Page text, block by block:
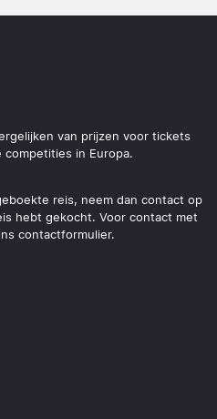
van prijzen voor tickets
in Europa.
reis, neem dan contact op
hebt gekocht. Voor contact met
contactformulier.